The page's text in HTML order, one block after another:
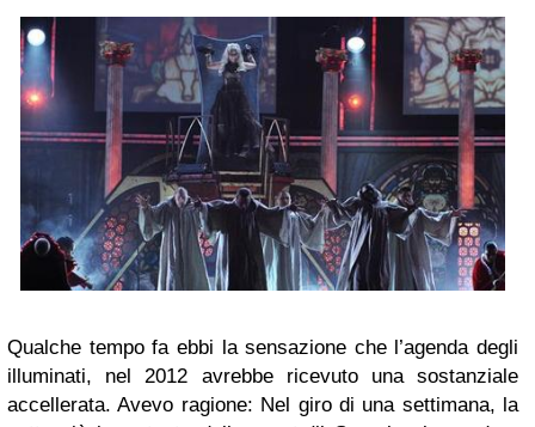
Qualche tempo fa ebbi la sensazione che l’agenda degli
illuminati, nel 2012 avrebbe ricevuto una sostanziale
accellerata. Avevo ragione: Nel giro di una settimana, la